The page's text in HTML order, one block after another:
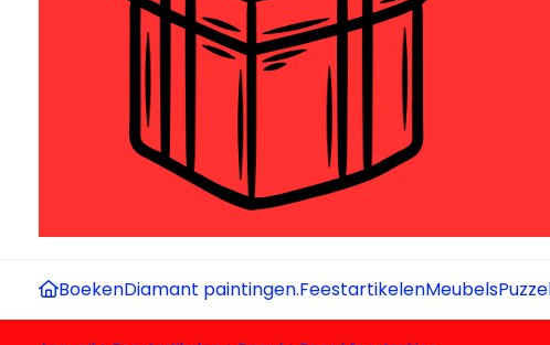
BoekenDiamant paintingen.FeestartikelenMeubels